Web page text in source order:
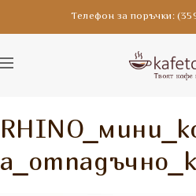
Телефон за поръчки: